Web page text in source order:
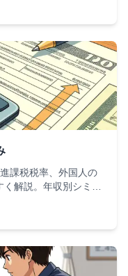
ための税金ガイドで
課税税率、外国人の
解説。年収別シミュ
網羅した完全ガイド